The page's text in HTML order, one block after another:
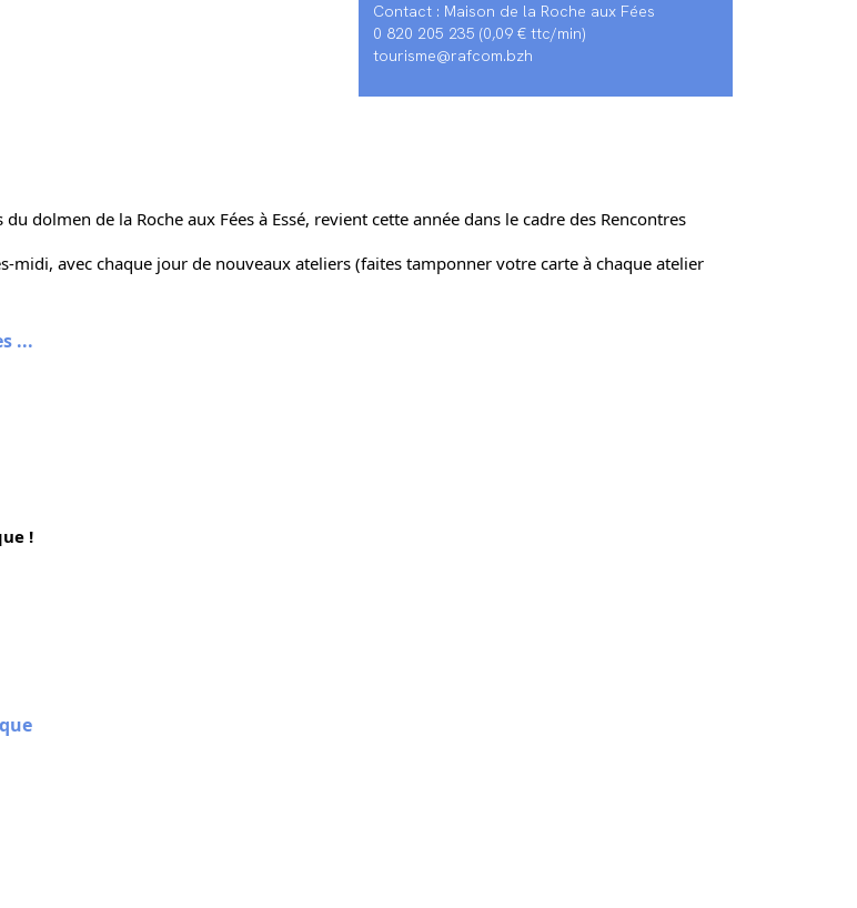
Contact : Maison de la Roche aux Fées
0 820 205 235 (0,09 € ttc/min)
tourisme@rafcom.bzh
dolmen de la Roche aux Fées à Essé, revient cette année dans le cadre des Rencontres
avec chaque jour de nouveaux ateliers (faites tamponner votre carte à chaque atelier
...
!